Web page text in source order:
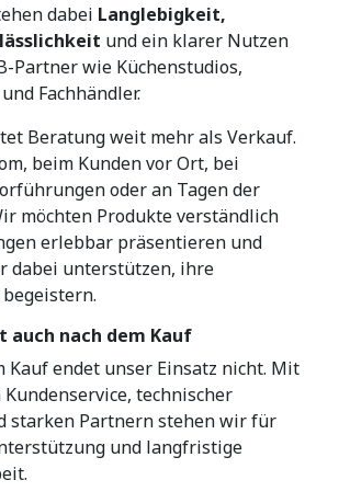
dabei Langlebigkeit,
und ein klarer Nutzen
Partner wie Küchenstudios,
Fachhändler.
Beratung weit mehr als Verkauf.
beim Kunden vor Ort, bei
oder an Tagen der
möchten Produkte verständlich
erlebbar präsentieren und
dabei unterstützen, ihre
auch nach dem Kauf
Kauf endet unser Einsatz nicht. Mit
technischer
starken Partnern stehen wir für
und langfristige